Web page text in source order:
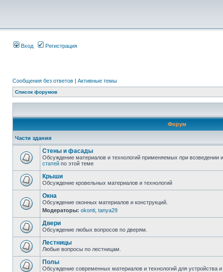
Вход Регистрация
Сообщения без ответов | Активные темы
Список форумов
Форум
Части здания
Стены и фасады
Обсуждение материалов и технологий применяемых при возведении
статей по этой теме
Крыши
Обсуждение кровельных материалов и технологий
Окна
Обсуждение оконных материалов и конструкций.
Модераторы: okonti tanya29
Двери
Обсуждение любых вопросов по дверям.
Лестницы
Любые вопросы по лестницам.
Полы
Обсуждение современных материалов и технологий для устройства